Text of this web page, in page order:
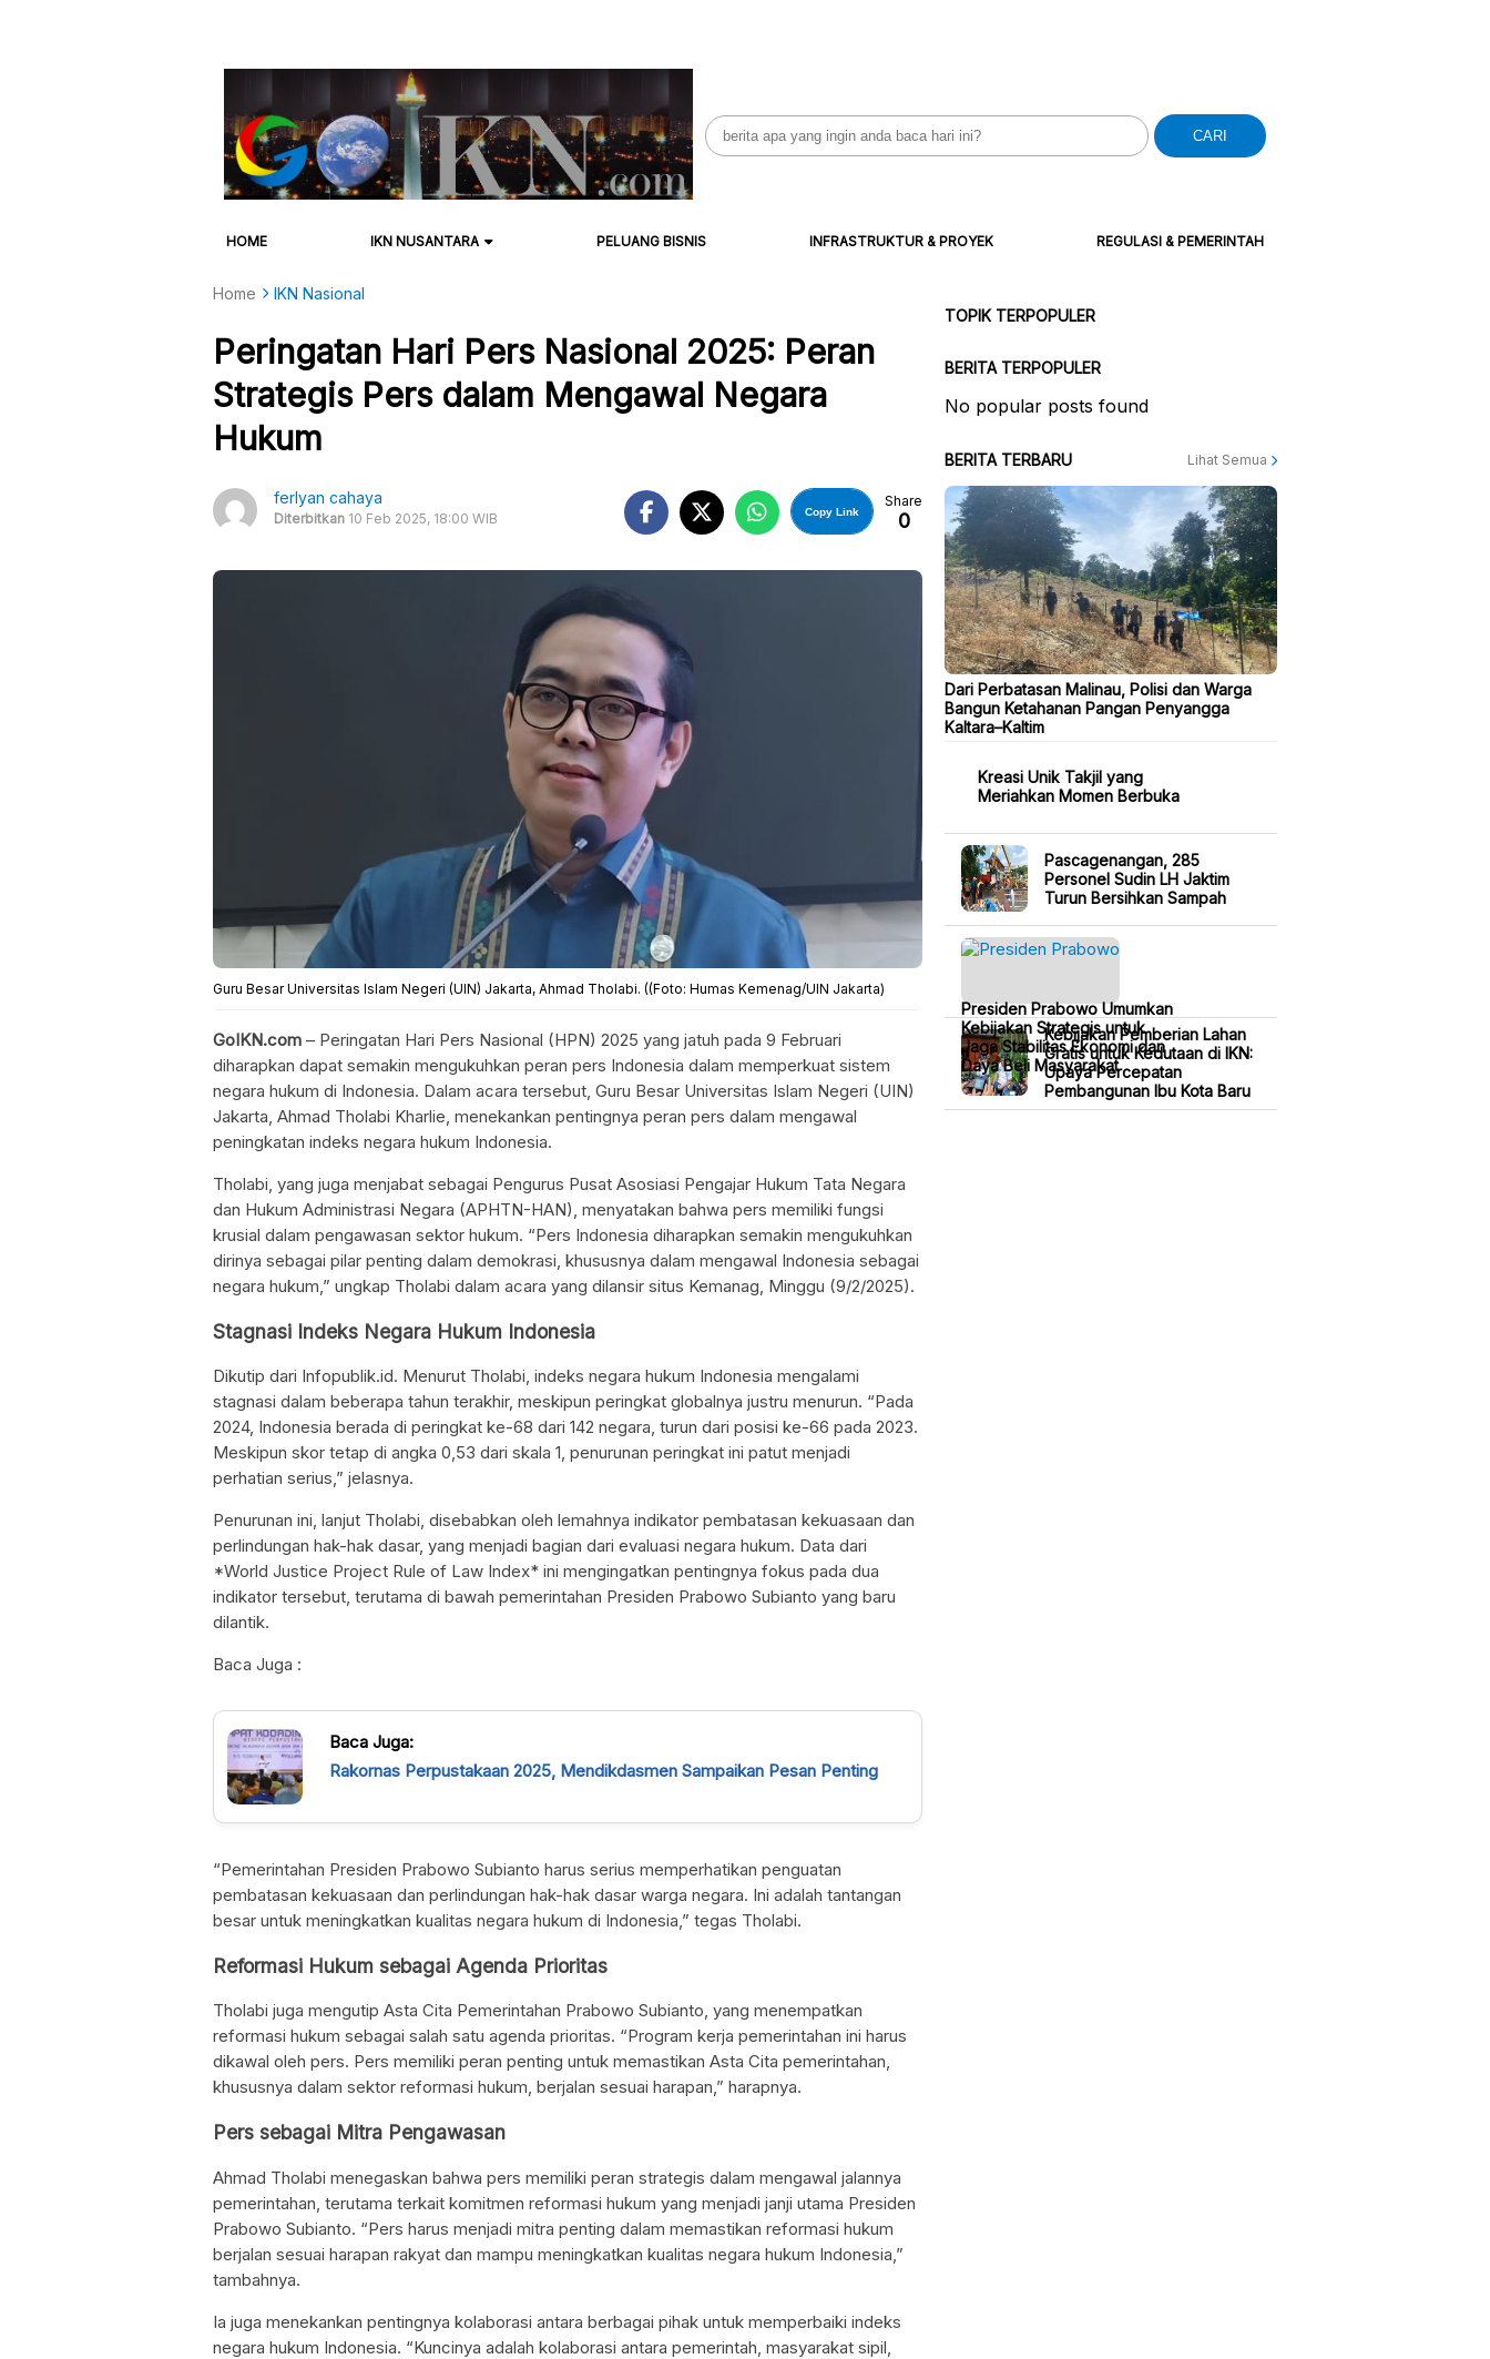
Search
for:
CARI
HOME IKN NUSANTARA PELUANG BISNIS INFRASTRUKTUR & PROYEK REGULASI & PEMERINTAH
Home IKN Nasional
Peringatan Hari Pers Nasional 2025: Peran
Strategis Pers dalam Mengawal Negara
Hukum
ferlyan cahaya
Diterbitkan 10 Feb 2025, 18:00 WIB Copy Link
Share
0
Guru Besar Universitas Islam Negeri (UIN) Jakarta, Ahmad Tholabi. ((Foto: Humas Kemenag/UIN Jakarta)
GoIKN.com – Peringatan Hari Pers Nasional (HPN) 2025 yang jatuh pada 9 Februari
diharapkan dapat semakin mengukuhkan peran pers Indonesia dalam memperkuat sistem
negara hukum di Indonesia. Dalam acara tersebut, Guru Besar Universitas Islam Negeri (UIN)
Jakarta, Ahmad Tholabi Kharlie, menekankan pentingnya peran pers dalam mengawal
peningkatan indeks negara hukum Indonesia.
Tholabi, yang juga menjabat sebagai Pengurus Pusat Asosiasi Pengajar Hukum Tata Negara
dan Hukum Administrasi Negara (APHTN-HAN), menyatakan bahwa pers memiliki fungsi
krusial dalam pengawasan sektor hukum. “Pers Indonesia diharapkan semakin mengukuhkan
dirinya sebagai pilar penting dalam demokrasi, khususnya dalam mengawal Indonesia sebagai
negara hukum,” ungkap Tholabi dalam acara yang dilansir situs Kemanag, Minggu (9/2/2025).
Stagnasi Indeks Negara Hukum Indonesia
Dikutip dari Infopublik.id. Menurut Tholabi, indeks negara hukum Indonesia mengalami
stagnasi dalam beberapa tahun terakhir, meskipun peringkat globalnya justru menurun. “Pada
2024, Indonesia berada di peringkat ke-68 dari 142 negara, turun dari posisi ke-66 pada 2023.
Meskipun skor tetap di angka 0,53 dari skala 1, penurunan peringkat ini patut menjadi
perhatian serius,” jelasnya.
Penurunan ini, lanjut Tholabi, disebabkan oleh lemahnya indikator pembatasan kekuasaan dan
perlindungan hak-hak dasar, yang menjadi bagian dari evaluasi negara hukum. Data dari
*World Justice Project Rule of Law Index* ini mengingatkan pentingnya fokus pada dua
indikator tersebut, terutama di bawah pemerintahan Presiden Prabowo Subianto yang baru
dilantik.
Baca Juga :
Baca Juga:
Rakornas Perpustakaan 2025, Mendikdasmen Sampaikan Pesan Penting
“Pemerintahan Presiden Prabowo Subianto harus serius memperhatikan penguatan
pembatasan kekuasaan dan perlindungan hak-hak dasar warga negara. Ini adalah tantangan
besar untuk meningkatkan kualitas negara hukum di Indonesia,” tegas Tholabi.
Reformasi Hukum sebagai Agenda Prioritas
Tholabi juga mengutip Asta Cita Pemerintahan Prabowo Subianto, yang menempatkan
reformasi hukum sebagai salah satu agenda prioritas. “Program kerja pemerintahan ini harus
dikawal oleh pers. Pers memiliki peran penting untuk memastikan Asta Cita pemerintahan,
khususnya dalam sektor reformasi hukum, berjalan sesuai harapan,” harapnya.
Pers sebagai Mitra Pengawasan
Ahmad Tholabi menegaskan bahwa pers memiliki peran strategis dalam mengawal jalannya
pemerintahan, terutama terkait komitmen reformasi hukum yang menjadi janji utama Presiden
Prabowo Subianto. “Pers harus menjadi mitra penting dalam memastikan reformasi hukum
berjalan sesuai harapan rakyat dan mampu meningkatkan kualitas negara hukum Indonesia,”
tambahnya.
Ia juga menekankan pentingnya kolaborasi antara berbagai pihak untuk memperbaiki indeks
negara hukum Indonesia. “Kuncinya adalah kolaborasi antara pemerintah, masyarakat sipil,
TOPIK TERPOPULER
BERITA TERPOPULER
No popular posts found
BERITA TERBARU Lihat Semua
Dari Perbatasan Malinau, Polisi dan Warga
Bangun Ketahanan Pangan Penyangga
Kaltara–Kaltim
Kreasi Unik Takjil yang
Meriahkan Momen Berbuka
Pascagenangan, 285
Personel Sudin LH Jaktim
Turun Bersihkan Sampah
Presiden Prabowo Umumkan
Kebijakan Strategis untuk
Jaga Stabilitas Ekonomi dan
Daya Beli Masyarakat
Kebijakan Pemberian Lahan
Gratis untuk Kedutaan di IKN:
Upaya Percepatan
Pembangunan Ibu Kota Baru